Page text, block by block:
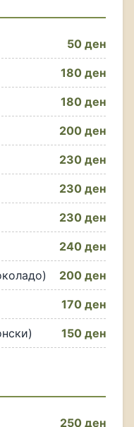
50 ден
180 ден
180 ден
200 ден
230 ден
230 ден
230 ден
240 ден
200 ден
170 ден
150 ден
250 ден